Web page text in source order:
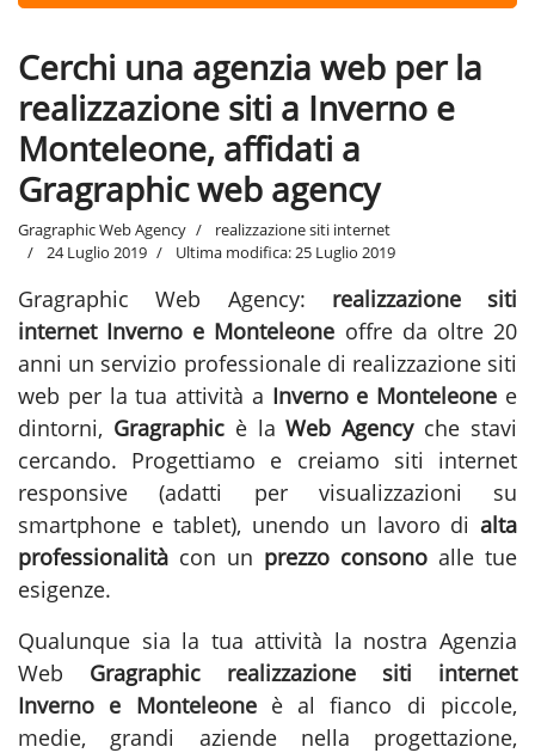
Cerchi una agenzia web per la
realizzazione siti a Inverno e
Monteleone, affidati a
Gragraphic web agency
Gragraphic Web Agency
realizzazione siti internet
24 Luglio 2019
Ultima modifica: 25 Luglio 2019
Gragraphic Web Agency: realizzazione siti
internet Inverno e Monteleone offre da oltre 20
anni un servizio professionale di realizzazione siti
web per la tua attività a Inverno e Monteleone e
dintorni, Gragraphic è laWeb Agencyche stavi
cercando. Progettiamo e creiamo siti internet
responsive (adatti per visualizzazioni su
smartphone e tablet), unendo un lavoro di alta
professionalità con un prezzo consono alle tue
esigenze.
Qualunque sia la tua attività la nostra Agenzia
Web Gragraphic realizzazione siti internet
Inverno e Monteleoneè al fianco di piccole,
medie, grandi aziende nella progettazione,